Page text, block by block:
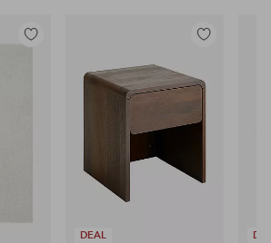
Legg
DEAL
Legg
favoritter